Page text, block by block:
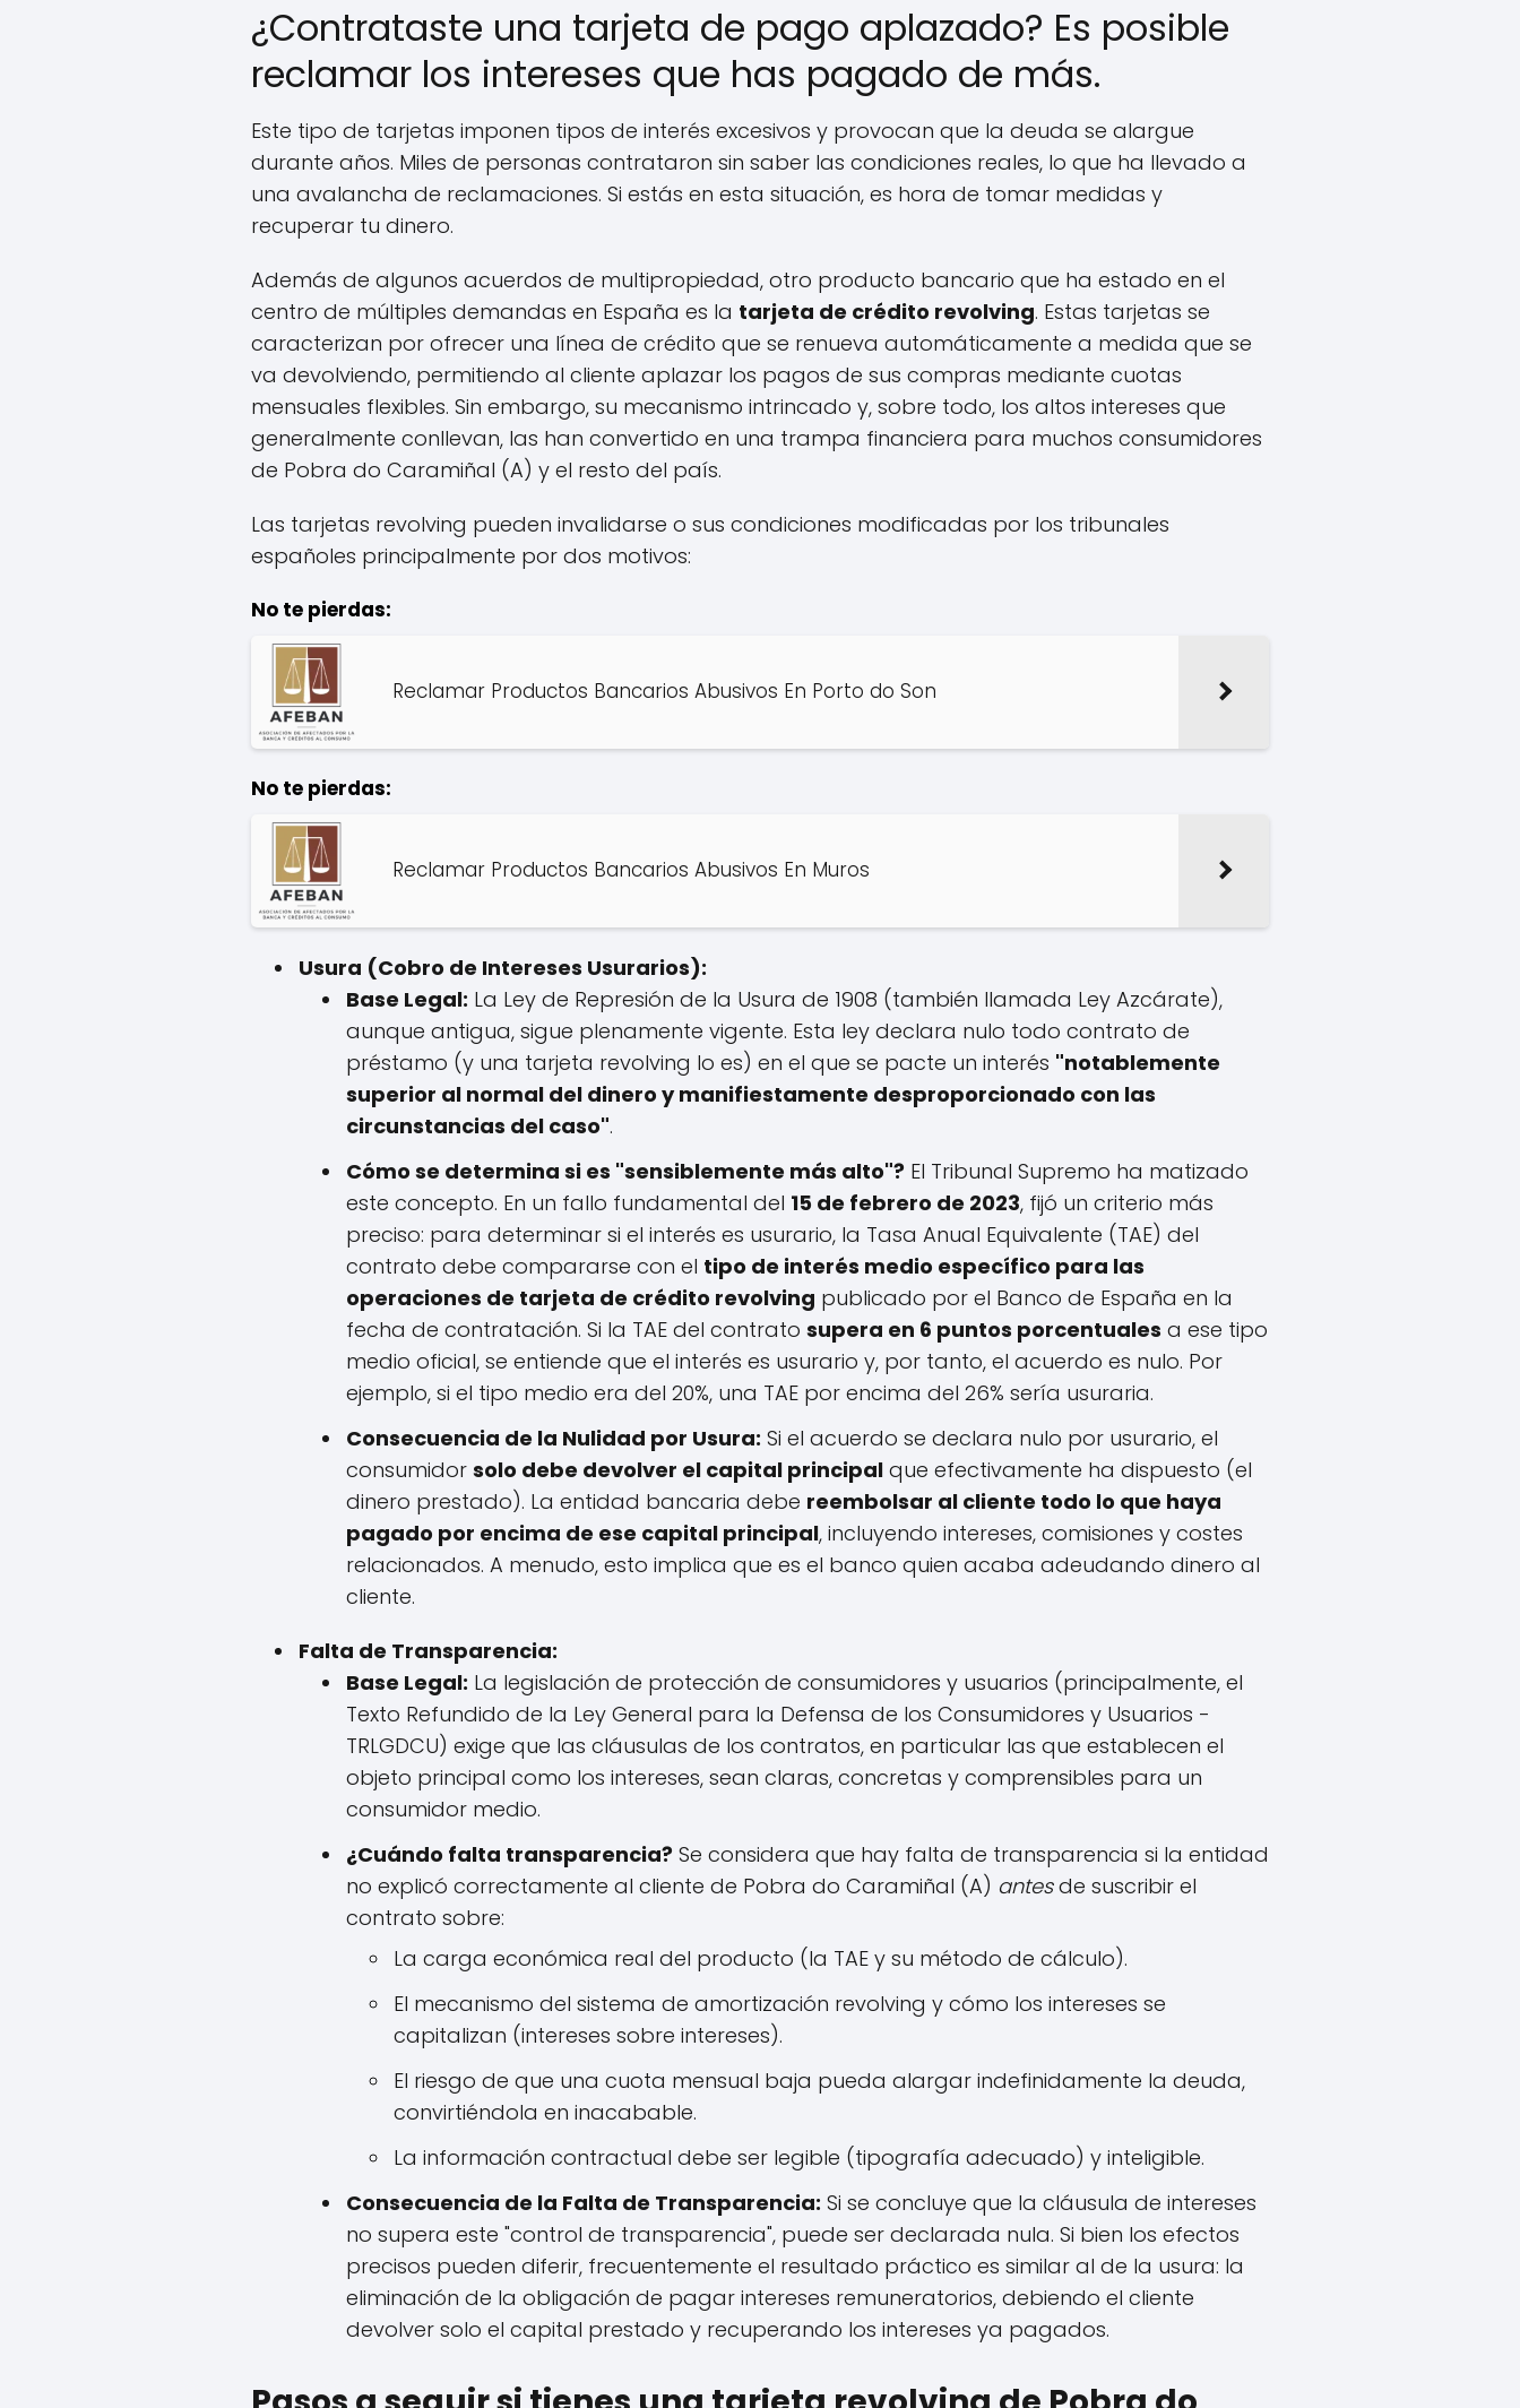
¿Contrataste una tarjeta de pago aplazado? Es posible
reclamar los intereses que has pagado de más.
Este tipo de tarjetas imponen tipos de interés excesivos y provocan que la deuda se alargue
durante años. Miles de personas contrataron sin saber las condiciones reales, lo que ha llevado a
una avalancha de reclamaciones. Si estás en esta situación, es hora de tomar medidas y
recuperar tu dinero.
Además de algunos acuerdos de multipropiedad, otro producto bancario que ha estado en el
centro de múltiples demandas en España es la tarjeta de crédito revolving. Estas tarjetas se
caracterizan por ofrecer una línea de crédito que se renueva automáticamente a medida que se
va devolviendo, permitiendo al cliente aplazar los pagos de sus compras mediante cuotas
mensuales flexibles. Sin embargo, su mecanismo intrincado y, sobre todo, los altos intereses que
generalmente conllevan, las han convertido en una trampa financiera para muchos consumidores
de Pobra do Caramiñal (A) y el resto del país.
Las tarjetas revolving pueden invalidarse o sus condiciones modificadas por los tribunales
españoles principalmente por dos motivos:
No te pierdas:
Reclamar Productos Bancarios Abusivos En Porto do Son
No te pierdas:
Reclamar Productos Bancarios Abusivos En Muros
Usura (Cobro de Intereses Usurarios):
Base Legal: La Ley de Represión de la Usura de 1908 (también llamada Ley Azcárate),
aunque antigua, sigue plenamente vigente. Esta ley declara nulo todo contrato de
préstamo (y una tarjeta revolving lo es) en el que se pacte un interés "notablemente
superior al normal del dinero y manifiestamente desproporcionado con las
circunstancias del caso".
Cómo se determina si es "sensiblemente más alto"? El Tribunal Supremo ha matizado
este concepto. En un fallo fundamental del 15 de febrero de 2023, fijó un criterio más
preciso: para determinar si el interés es usurario, la Tasa Anual Equivalente (TAE) del
contrato debe compararse con el tipo de interés medio específico para las
operaciones de tarjeta de crédito revolving publicado por el Banco de España en la
fecha de contratación. Si la TAE del contrato supera en 6 puntos porcentuales a ese tipo
medio oficial, se entiende que el interés es usurario y, por tanto, el acuerdo es nulo. Por
ejemplo, si el tipo medio era del 20%, una TAE por encima del 26% sería usuraria.
Consecuencia de la Nulidad por Usura: Si el acuerdo se declara nulo por usurario, el
consumidor solo debe devolver el capital principal que efectivamente ha dispuesto (el
dinero prestado). La entidad bancaria debe reembolsar al cliente todo lo que haya
pagado por encima de ese capital principal, incluyendo intereses, comisiones y costes
relacionados. A menudo, esto implica que es el banco quien acaba adeudando dinero al
cliente.
Falta de Transparencia:
Base Legal: La legislación de protección de consumidores y usuarios (principalmente, el
Texto Refundido de la Ley General para la Defensa de los Consumidores y Usuarios -
TRLGDCU) exige que las cláusulas de los contratos, en particular las que establecen el
objeto principal como los intereses, sean claras, concretas y comprensibles para un
consumidor medio.
¿Cuándo falta transparencia? Se considera que hay falta de transparencia si la entidad
no explicó correctamente al cliente de Pobra do Caramiñal (A) antesde suscribir el
contrato sobre:
La carga económica real del producto (la TAE y su método de cálculo).
El mecanismo del sistema de amortización revolving y cómo los intereses se
capitalizan (intereses sobre intereses).
El riesgo de que una cuota mensual baja pueda alargar indefinidamente la deuda,
convirtiéndola en inacabable.
La información contractual debe ser legible (tipografía adecuado) y inteligible.
Consecuencia de la Falta de Transparencia: Si se concluye que la cláusula de intereses
no supera este "control de transparencia", puede ser declarada nula. Si bien los efectos
precisos pueden diferir, frecuentemente el resultado práctico es similar al de la usura: la
eliminación de la obligación de pagar intereses remuneratorios, debiendo el cliente
devolver solo el capital prestado y recuperando los intereses ya pagados.